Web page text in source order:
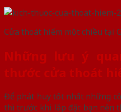
Cửa thoát hiểm một chiều tại
Những lưu ý
thước cửa thoát
Để phát huy tốt nhất những
thì trước khi lắp đặt bạn nên